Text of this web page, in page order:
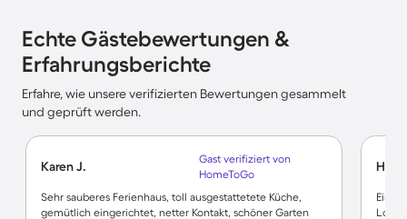
Echte Gästebewertungen &
Erfahrungsberichte
Erfahre, wie unsere verifizierten Bewertungen gesammelt
und geprüft werden.
Karen J.
Gast verifiziert von
HomeToGo
Sehr sauberes Ferienhaus, toll ausgestattetete Küche,
gemütlich eingerichtet, netter Kontakt, schöner Garten
Ein